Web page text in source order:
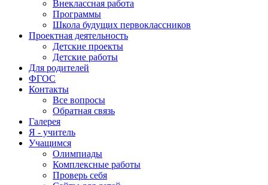
Внеклассная работа
Программы
Школа будущих первоклассников
Проектная деятельность
Детские проекты
Детские работы
Для родителей
ФГОС
Контакты
Все вопросы
Обратная связь
Галерея
Я - учитель
Учащимся
Олимпиады
Комплексные работы
Проверь себя